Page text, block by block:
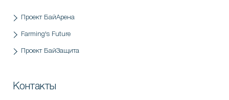
Проект БайАрена
Farming's Future
Проект БайЗащита
Контакты